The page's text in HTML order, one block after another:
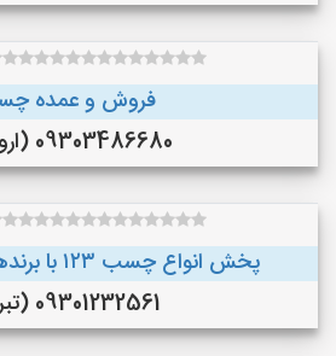
فروش و عمده
09303486680 (ارومیه)
پخش انواع چسب ۱۲۳ با برندهای معروف بازار
09301232561 (تبریز)